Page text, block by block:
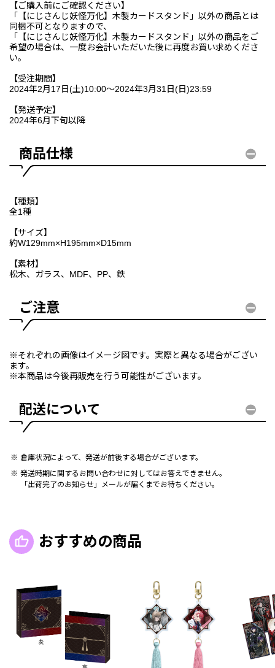
【ご購入前にご確認ください】
「【にじさんじ妖怪万化】木製カードスタンド」以外の商品とは
同梱不可となりますので、
「【にじさんじ妖怪万化】木製カードスタンド」以外の商品をご
希望の場合は、一度お会計いただいた後に再度お買い求めくださ
い。
【受注期間】
2024年2月17日(土)10:00～2024年3月31日(日)23:59
【発送予定】
2024年6月下旬以降
商品仕様
【種類】
全1種
【サイズ】
約W129mm×H195mm×D15mm
【素材】
松木、ガラス、MDF、PP、鉄
ご注意
※それぞれの画像はイメージ図です。実際と異なる場合がござい
ます。
※本商品は今後再販売を行う可能性がございます。
配送について
倉庫状況によって、発送が前後する場合がございます。
発送時期に関するお問い合わせに対してはお答えできません。
「出荷完了のお知らせ」メールが届くまでお待ちください。
おすすめの商品